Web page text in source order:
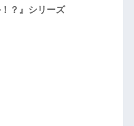
？』シリーズ